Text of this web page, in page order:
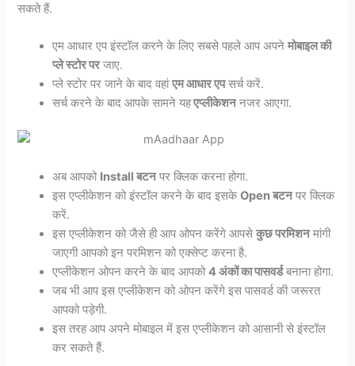
सकते हैं.
एम आधार एप इंस्टॉल करने के लिए सबसे पहले आप अपनेमोबाइल की
प्ले स्टोर परजाए.
प्ले स्टोर पर जाने के बाद वहांएम आधार एपसर्च करें.
सर्च करने के बाद आपके सामने यहएप्लीकेशननजर आएगा.
अब आपको Install बटनपर क्लिक करना होगा.
इस एप्लीकेशन को इंस्टॉल करने के बाद इसकेOpen बटनपर क्लिक
करें.
इस एप्लीकेशन को जैसे ही आप ओपन करेंगे आपसेकुछ परमिशनमांगी
जाएगी आपको इन परमिशन को एक्सेप्ट करना है.
एप्लीकेशन ओपन करने के बाद आपको4 अंकों का पासवर्डबनाना होगा.
जब भी आप इस एप्लीकेशन को ओपन करेंगे इस पासवर्ड की जरूरत
आपको पड़ेगी.
इस तरह आप अपने मोबाइल में इस एप्लीकेशन को आसानी से इंस्टॉल
कर सकते हैं.